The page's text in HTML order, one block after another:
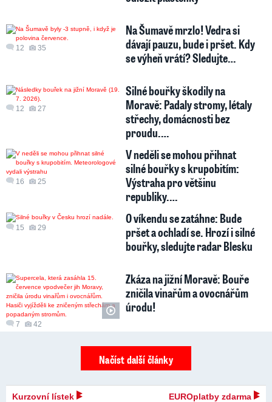
12 35
Na Šumavě mrzlo! Vedra si
dávají pauzu, bude i pršet. Kdy
se výheň vrátí? Sledujte…
12 27
Silné bouřky škodily na
Moravě: Padaly stromy, létaly
střechy, domácnosti bez
proudu.…
16 25
V neděli se mohou přihnat
silné bouřky s krupobitím:
Výstraha pro většinu
republiky.…
15 29
O víkendu se zatáhne: Bude
pršet a ochladí se. Hrozí i silné
bouřky, sledujte radar Blesku
7 42
Zkáza na jižní Moravě: Bouře
zničila vinařům a ovocnářům
úrodu!
Načíst další články
Kurzovní lístek EUROplatby zdarma